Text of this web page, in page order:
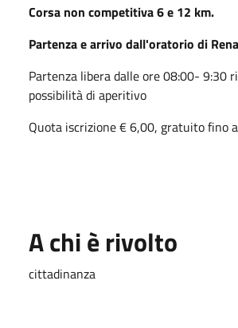
Corsa non competitiva 6 e 12 km.
Partenza e arrivo dall'oratorio di
Partenza libera dalle ore 08:00- 9:30
possibilità di aperitivo
Quota iscrizione € 6,00, gratuito fino
A chi è rivolto
cittadinanza